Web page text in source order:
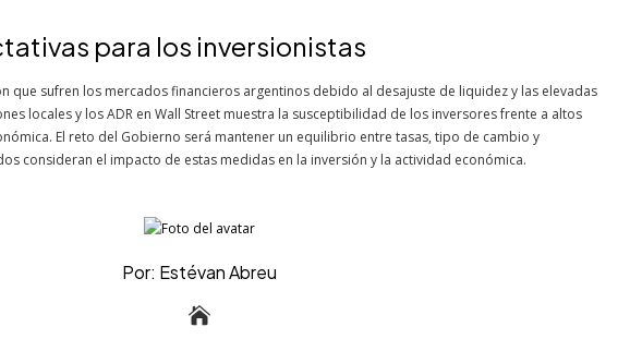
para los inversionistas
que sufren los mercados financieros argentinos debido al desajuste de liquidez y las elevadas
locales y los ADR en Wall Street muestra la susceptibilidad de los inversores frente a altos
El reto del Gobierno será mantener un equilibrio entre tasas, tipo de cambio y
consideran el impacto de estas medidas en la inversión y la actividad económica.
Por: Estévan Abreu